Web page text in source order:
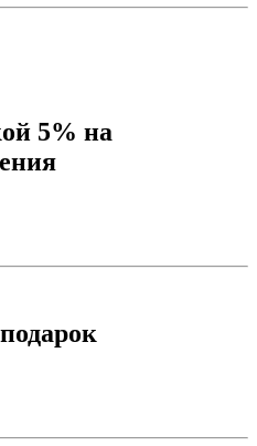
5% на